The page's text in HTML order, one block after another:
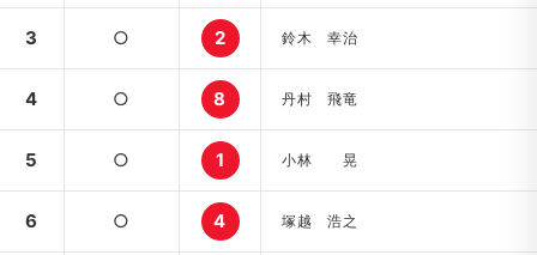
3 ○ 2 鈴木 幸治
4 ○ 8 丹村 飛竜
5 ○ 1 小林 晃
6 ○ 4 塚越 浩之